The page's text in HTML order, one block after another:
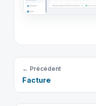
← Précédent
Facture